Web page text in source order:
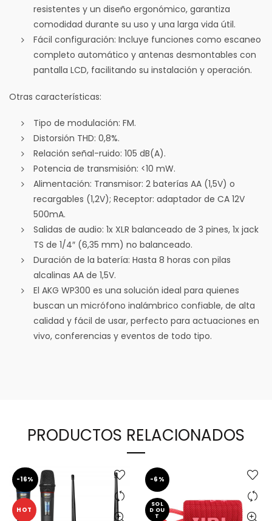
resistentes y un diseño ergonómico, garantiza
comodidad durante su uso y una larga vida útil.
Fácil configuración: Incluye funciones como escaneo
completo automático y antenas desmontables con
pantalla LCD, facilitando su instalación y operación.
Otras características:
Tipo de modulación: FM.
Distorsión THD: 0,8%.
Relación señal-ruido: 105 dB(A).
Potencia de transmisión: <10 mW.
Alimentación: Transmisor: 2 baterías AA (1,5V) o
recargables (1,2V); Receptor: adaptador de CA 12V
500mA.
Salidas de audio: 1x XLR balanceado de 3 pines, 1x jack
TS de 1/4″ (6,35 mm) no balanceado.
Duración de la batería: Hasta 8 horas con pilas
alcalinas AA de 1,5V.
El AKG WP300 es una solución ideal para quienes
buscan un micrófono inalámbrico confiable, de alta
calidad y fácil de usar, perfecto para actuaciones en
vivo, conferencias y eventos de todo tipo.
PRODUCTOS RELACIONADOS
-16%
HOT
-6%
SOL
D OU
T